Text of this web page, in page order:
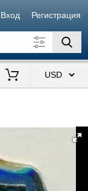
Вход Регистрация